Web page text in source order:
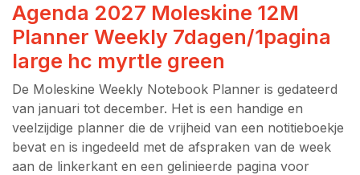
Agenda 2027 Moleskine 12M
Planner Weekly 7dagen/1pagina
large hc myrtle green
De Moleskine Weekly Notebook Planner is gedateerd
van januari tot december. Het is een handige en
veelzijdige planner die de vrijheid van een notitieboekje
bevat en is ingedeeld met de afspraken van de week
aan de linkerkant en een gelinieerde pagina voor